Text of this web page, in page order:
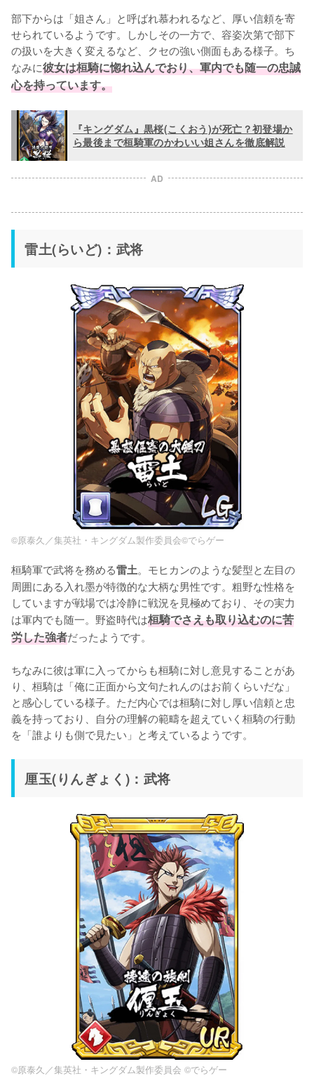
部下からは「姐さん」と呼ばれ慕われるなど、厚い信頼を寄
せられているようです。しかしその一方で、容姿次第で部下
の扱いを大きく変えるなど、クセの強い側面もある様子。ち
なみに彼女は桓騎に惚れ込んでおり、軍内でも随一の忠誠
心を持っています。
『キングダム』黒桜(こくおう)が死亡？初登場か
ら最後まで桓騎軍のかわいい姐さんを徹底解説
AD
雷土(らいど)：武将
©原泰久／集英社・キングダム製作委員会©でらゲー
桓騎軍で武将を務める雷土。モヒカンのような髪型と左目の
周囲にある入れ墨が特徴的な大柄な男性です。粗野な性格を
していますが戦場では冷静に戦況を見極めており、その実力
は軍内でも随一。野盗時代は桓騎でさえも取り込むのに苦
労した強者だったようです。
ちなみに彼は軍に入ってからも桓騎に対し意見することがあ
り、桓騎は「俺に正面から文句たれんのはお前くらいだな」
と感心している様子。ただ内心では桓騎に対し厚い信頼と忠
義を持っており、自分の理解の範疇を超えていく桓騎の行動
を「誰よりも側で見たい」と考えているようです。
厘玉(りんぎょく)：武将
©原泰久／集英社・キングダム製作委員会 ©でらゲー